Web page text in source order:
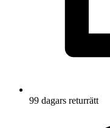
99 dagars returrätt